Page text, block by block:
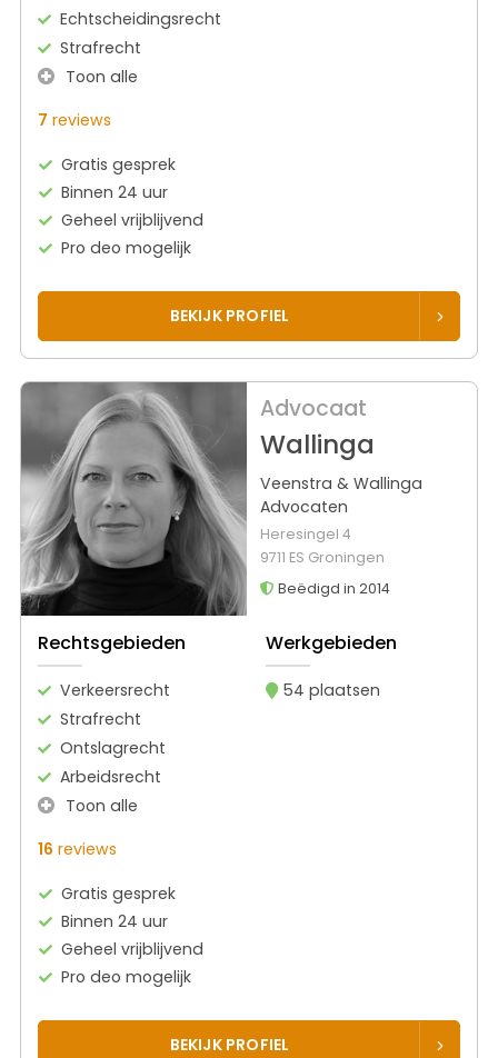
Echtscheidingsrecht
Strafrecht
Toon alle
7 reviews
Gratis gesprek
Binnen 24 uur
Geheel vrijblijvend
Pro deo mogelijk
BEKIJK PROFIEL
Advocaat
Wallinga
Veenstra & Wallinga
Advocaten
Heresingel 4
9711 ES Groningen
Beëdigd in 2014
Rechtsgebieden
Verkeersrecht
Strafrecht
Ontslagrecht
Arbeidsrecht
Toon alle
Werkgebieden
54 plaatsen
16 reviews
Gratis gesprek
Binnen 24 uur
Geheel vrijblijvend
Pro deo mogelijk
BEKIJK PROFIEL